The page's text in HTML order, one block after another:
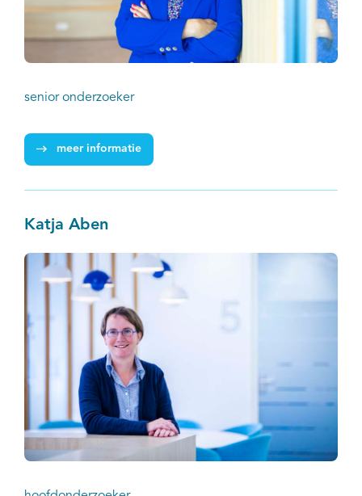
senior onderzoeker
meer informatie
Katja Aben